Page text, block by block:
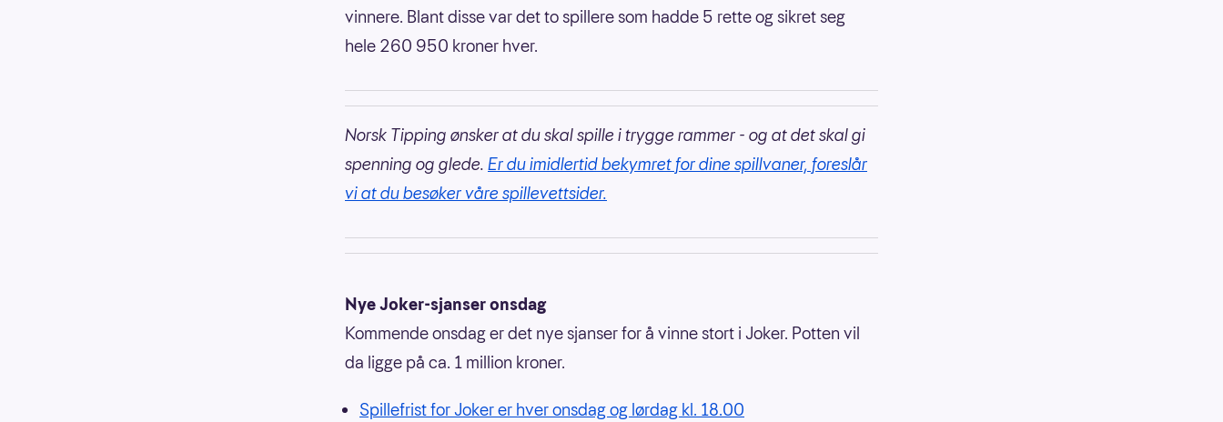
vinnere. Blant disse var det to spillere som hadde 5 rette og sikret seg
hele 260 950 kroner hver.
Norsk Tipping ønsker at du skal spille i trygge rammer - og at det skal gi
spenning og glede. Er du imidlertid bekymret for dine spillvaner, foreslår
vi at du besøker våre spillevettsider.
Nye Joker-sjanser onsdag
Kommende onsdag er det nye sjanser for å vinne stort i Joker. Potten vil
da ligge på ca. 1 million kroner.
Spillefrist for Joker er hver onsdag og lørdag kl. 18.00